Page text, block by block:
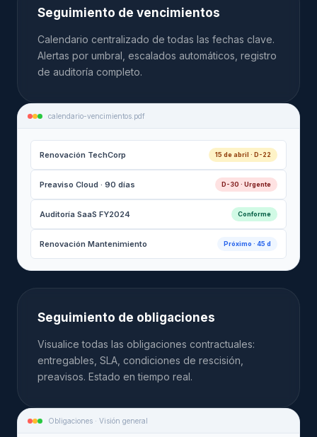
Seguimiento de vencimientos
Calendario centralizado de todas las fechas clave.
Alertas por umbral, escalados automáticos, registro
de auditoría completo.
calendario-vencimientos.pdf
Renovación TechCorp 15 de abril · D-22
Preaviso Cloud · 90 días D-30 · Urgente
Auditoría SaaS FY2024 Conforme
Renovación Mantenimiento Próximo · 45 d
Seguimiento de obligaciones
Visualice todas las obligaciones contractuales:
entregables, SLA, condiciones de rescisión,
preavisos. Estado en tiempo real.
Obligaciones · Visión general